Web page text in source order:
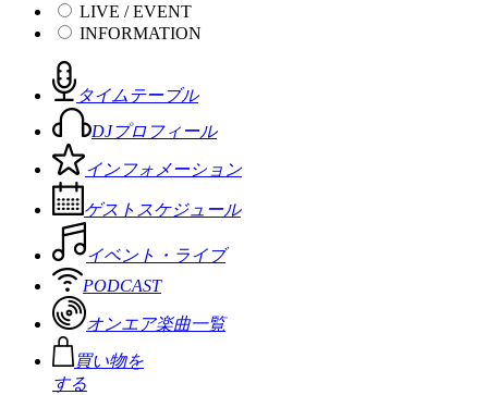
LIVE / EVENT
INFORMATION
タイムテーブル
DJプロフィール
インフォメーション
ゲストスケジュール
イベント・ライブ
PODCAST
オンエア楽曲一覧
買い物を
する